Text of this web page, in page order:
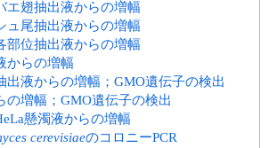
エ翅抽出液からの増幅
ュ尾抽出液からの増幅
部位抽出液からの増幅
からの増幅
出液からの増幅；GMO遺伝子の検出
の増幅；GMO遺伝子の検出
懸濁液からの増幅
cerevisiaeのコロニーPCR